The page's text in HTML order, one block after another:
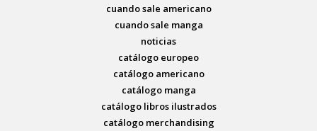
cuando sale americano
cuando sale manga
noticias
catálogo europeo
catálogo americano
catálogo manga
catálogo libros ilustrados
catálogo merchandising